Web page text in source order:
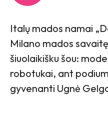
Italų mados namai
Milano mados
šiuolaikišku šou:
robotukai, ant
gyvenanti Ugnė